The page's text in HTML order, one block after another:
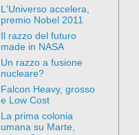
L'Universo accelera,
premio Nobel 2011
Il razzo del futuro
made in NASA
Un razzo a fusione
nucleare?
Falcon Heavy, grosso
e Low Cost
La prima colonia
umana su Marte,